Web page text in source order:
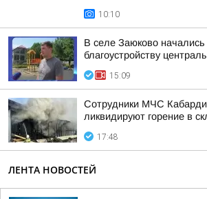
10:10
В селе Заюково
благоустройству
15:09
Сотрудники МЧС
ликвидируют горение в
17:48
ЛЕНТА НОВОСТЕЙ